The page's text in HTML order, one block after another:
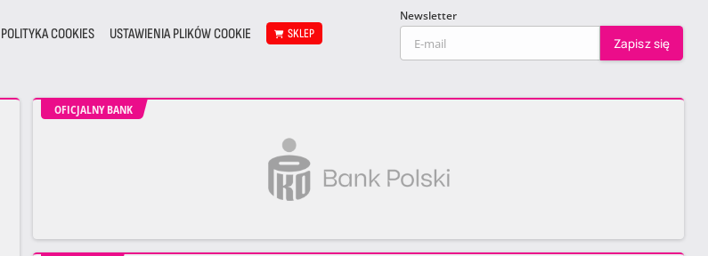
COOKIES USTAWIENIA PLIKÓW COOKIE SKLEP
Newsletter
OFICJALNY BANK